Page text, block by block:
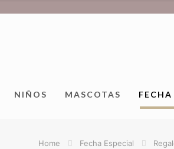
NIÑOS MASCOTAS FECHA
Home Fecha Especial